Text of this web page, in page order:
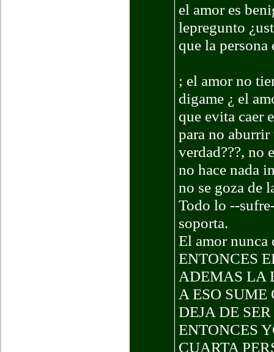
el amor es
lepregunto
que la persona
; el amor no
digame ¿ el
que evita caer
para no aburrir
verdad???, no
no hace nada
no se goza de
Todo lo --
soporta.
El amor nunca
ENTONCES
ADEMAS LA
A ESO
DEJA DE
ENTONCES
CUARTA